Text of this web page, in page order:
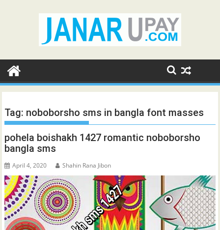
Tag: noboborsho sms in bangla font masses
pohela boishakh 1427 romantic noboborsho
bangla sms
April 4, 2020 Shahin Rana Jibon